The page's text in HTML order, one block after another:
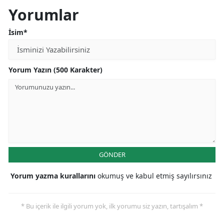
Niğde
Rize
Yorumlar
İsim*
Yorum Yazın (500 Karakter)
GÖNDER
Yorum yazma kurallarını okumuş ve kabul etmiş sayılırsınız
* Bu içerik ile ilgili yorum yok, ilk yorumu siz yazın, tartışalım *